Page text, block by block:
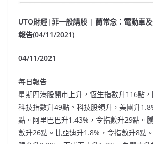
UTO財經|菲一般講股 | 藺常念：電動車
報告(04/11/2021)
04/11/2021
每日報告
星期四港股開市上升，恆生指數升116點
科技指數升49點。科技股領升，美團升
點。阿里巴巴升1.43%，令指數升29點。
數升26點。比亞迪升1.8%，令指數升8點